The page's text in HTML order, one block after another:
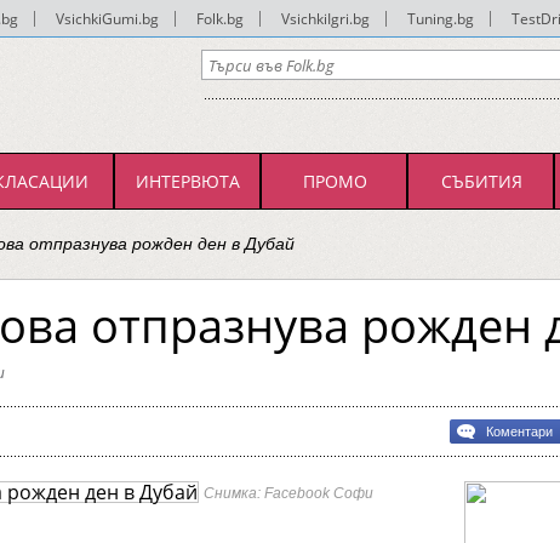
VsichkiGumi.bg Folk.bg VsichkiIgri.bg Tuning.bg
ИНТЕРВЮТА ПРОМО СЪБИТИЯ
отпразнува рожден ден в Дубай
отпразнува рожден
Коментари
Снимка: Facebook Софи